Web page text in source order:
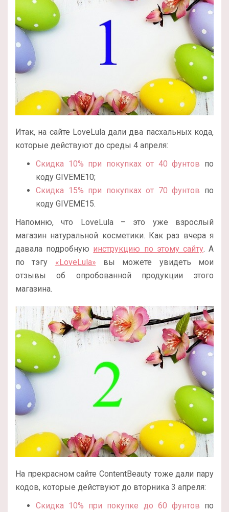
Итак, на сайте LoveLula дали два пасхальных кода,
которые действуют до среды 4 апреля:
Скидка 10% при покупках от 40 фунтов по
коду GIVEME10;
Скидка 15% при покупках от 70 фунтов по
коду GIVEME15.
Напомню, что LoveLula – это уже взрослый
магазин натуральной косметики. Как раз вчера я
давала подробную инструкцию по этому сайту. А
по тэгу «LoveLula» вы можете увидеть мои
отзывы об опробованной продукции этого
магазина.
На прекрасном сайте ContentBeauty тоже дали пару
кодов, которые действуют до вторника 3 апреля:
Скидка 10% при покупке до 60 фунтов по